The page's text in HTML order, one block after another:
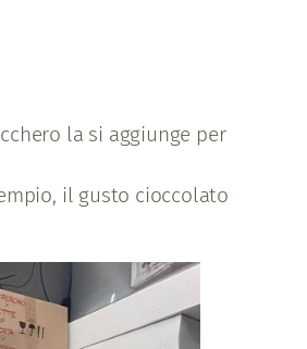
la si aggiunge per
il gusto cioccolato